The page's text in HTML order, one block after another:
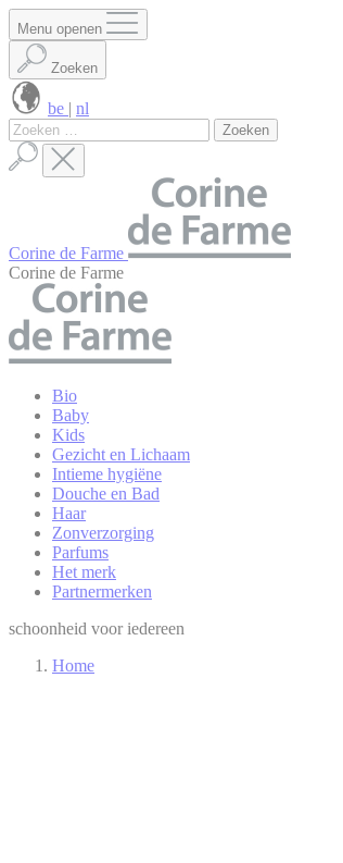
Menu openen
Zoeken
be | nl
Zoeken
naar:
Corine de Farme
Corine de Farme
Bio
Baby
Kids
Gezicht en Lichaam
Intieme hygiëne
Douche en Bad
Haar
Zonverzorging
Parfums
Het merk
Partnermerken
schoonheid voor iedereen
Home
Cookies beheer paneel